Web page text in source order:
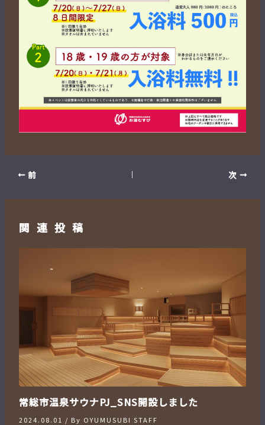
前 次
関連投稿
常総市温泉サウナPJ_SNS開設しました
2024.08.01 / By OYUMUSUBI STAFF